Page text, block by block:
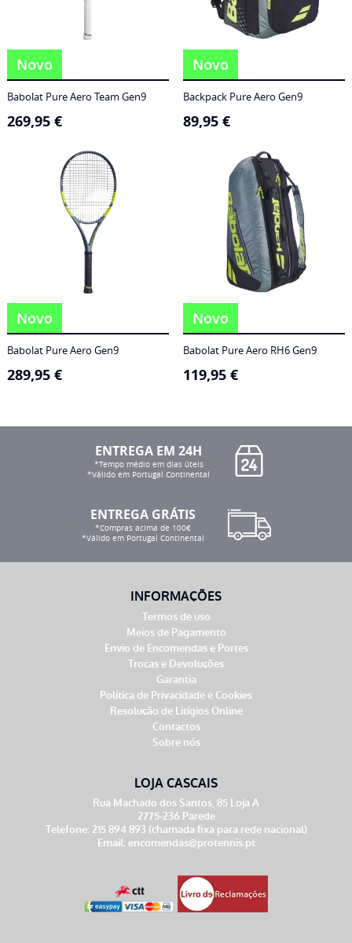
Novo
Babolat Pure Aero Team Gen9
269,95 €
Novo
Backpack Pure Aero Gen9
89,95 €
Novo
Babolat Pure Aero Gen9
289,95 €
Novo
Babolat Pure Aero RH6 Gen9
119,95 €
ENTREGA EM 24H
*Tempo médio em dias úteis
*Válido em Portugal Continental
ENTREGA GRÁTIS
*Compras acima de 100€
*Válido em Portugal Continental
INFORMAÇÕES
Termos de uso
Meios de Pagamento
Envio de Encomendas e Portes
Trocas e Devoluções
Garantia
Política de Privacidade e Cookies
Resolução de Litígios Online
Contactos
Sobre nós
LOJA CASCAIS
Rua Machado dos Santos, 85 Loja A
2775-236 Parede
Telefone: 215 894 893 (chamada fixa para rede nacional)
Email: encomendas@protennis.pt